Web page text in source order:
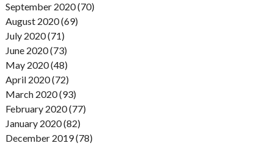
September 2020 (70)
August 2020 (69)
July 2020 (71)
June 2020 (73)
May 2020 (48)
April 2020 (72)
March 2020 (93)
February 2020 (77)
January 2020 (82)
December 2019 (78)